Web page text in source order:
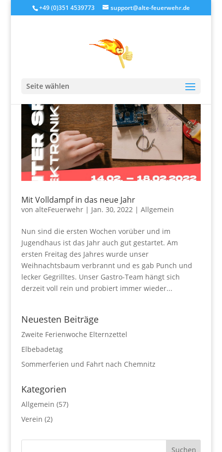
+49 (0)351 4539773 support@alte-feuerwehr.de
Seite wählen
Mit Volldampf in das neue Jahr
von alteFeuerwehr| Jan. 30, 2022 | Allgemein
Nun sind die ersten Wochen vorüber und im
Jugendhaus ist das Jahr auch gut gestartet. Am
ersten Freitag des Jahres wurde unser
Weihnachtsbaum verbrannt und es gab Punch und
lecker Gegrilltes. Unser Gastro-Team hängt sich
derzeit voll rein und probiert immer wieder...
Neuesten Beiträge
Zweite Ferienwoche Elternzettel
Elbebadetag
Sommerferien und Fahrt nach Chemnitz
Kategorien
Allgemein (57)
Verein (2)